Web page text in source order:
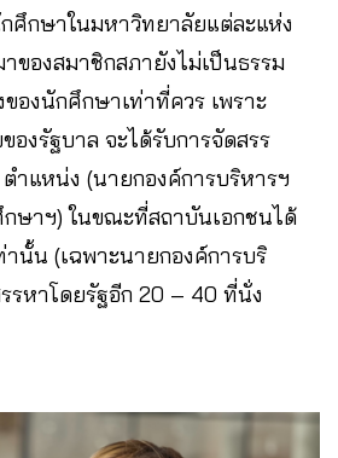
ศึกษาในมหาวิทยาลัยแต่ละแห่ง
ของสมาชิกสภายังไม่เป็นธรรม
องนักศึกษาเท่าที่ควร เพราะ
องรัฐบาล จะได้รับการจัดสรร
ำแหน่ง (นายกองค์การบริหารฯ
ษาฯ) ในขณะที่สถาบันเอกชนได้
านั้น (เฉพาะนายกองค์การบริ
รหาโดยรัฐอีก 20 – 40 ที่นั่ง